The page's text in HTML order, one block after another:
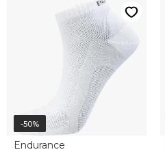
-50%
Endurance